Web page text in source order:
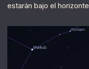
estarán bajo el